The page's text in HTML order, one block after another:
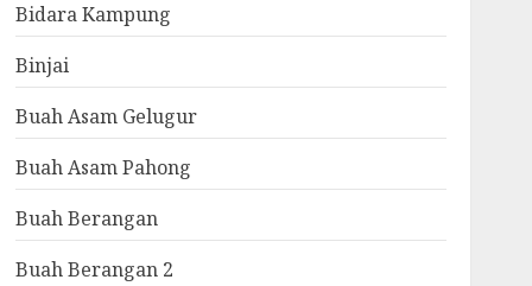
Bidara Kampung
Binjai
Buah Asam Gelugur
Buah Asam Pahong
Buah Berangan
Buah Berangan 2